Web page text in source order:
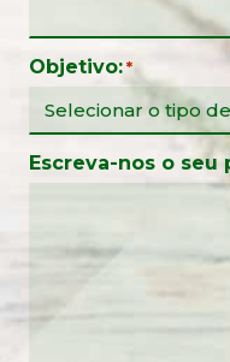
Objetivo: *
Escreva-nos o seu